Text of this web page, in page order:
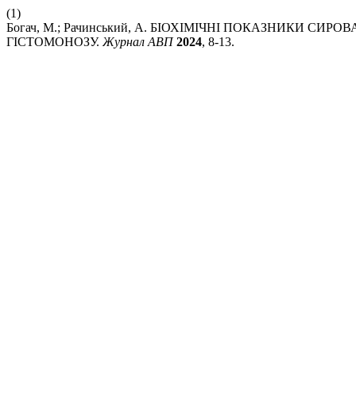
(1)
Богач, М.; Рачинський, А. БІОХІМІЧНІ ПОКАЗНИКИ
ГІСТОМОНОЗУ. Журнал АВП 2024, 8-13.